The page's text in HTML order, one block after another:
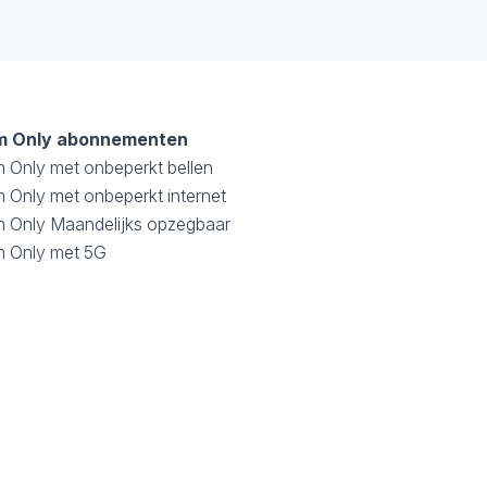
Only abonnementen
Only met onbeperkt bellen
Only met onbeperkt internet
Only Maandelijks opzegbaar
Only met 5G